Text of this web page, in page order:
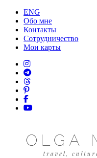
ENG
Обо мне
Контакты
Сотрудничество
Мои карты
OLGA
travel,